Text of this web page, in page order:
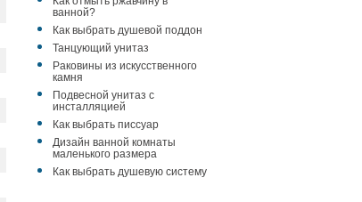
ванной?
Как выбрать душевой поддон
Танцующий унитаз
Раковины из искусственного
камня
Подвесной унитаз с
инсталляцией
Как выбрать писсуар
Дизайн ванной комнаты
маленького размера
Как выбрать душевую систему